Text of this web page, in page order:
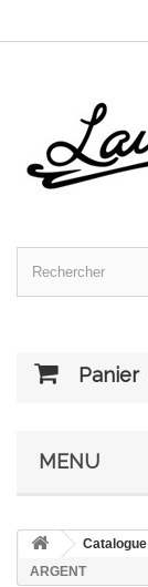
Panier
MENU
Catalogue
ARGENT